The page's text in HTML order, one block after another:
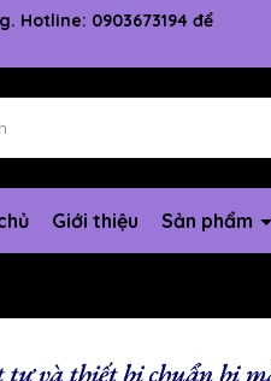
Hotline: 0903673194 để
Giới thiệu Sản phẩm